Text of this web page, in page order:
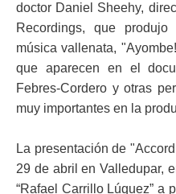
doctor Daniel Sheehy,
Recordings, que
música vallenata,
que aparecen en el
Febres-Cordero y otras
muy importantes en la
La presentación de
29 de abril en Valledupar,
“Rafael Carrillo Lúquez” a